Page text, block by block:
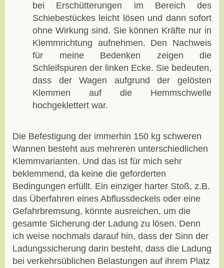
bei Erschütterungen im Bereich des
Schiebestückes leicht lösen und dann sofort
ohne Wirkung sind. Sie können Kräfte nur in
Klemmrichtung aufnehmen. Den Nachweis
für meine Bedenken zeigen die
Schleifspuren der linken Ecke. Sie bedeuten,
dass der Wagen aufgrund der gelösten
Klemmen auf die Hemmschwelle
hochgeklettert war.
Die Befestigung der immerhin 150 kg schweren
Wannen besteht aus mehreren unterschiedlichen
Klemmvarianten. Und das ist für mich sehr
beklemmend, da keine die geforderten
Bedingungen erfüllt. Ein einziger harter Stoß, z.B.
das Überfahren eines Abflussdeckels oder eine
Gefahrbremsung, könnte ausreichen, um die
gesamte Sicherung der Ladung zu lösen. Denn
ich weise nochmals darauf hin, dass der Sinn der
Ladungssicherung darin besteht, dass die Ladung
bei verkehrsüblichen Belastungen auf ihrem Platz